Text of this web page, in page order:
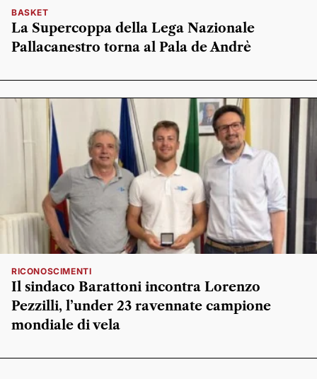
BASKET
La Supercoppa della Lega Nazionale
Pallacanestro torna al Pala de Andrè
RICONOSCIMENTI
Il sindaco Barattoni incontra Lorenzo
Pezzilli, l’under 23 ravennate campione
mondiale di vela